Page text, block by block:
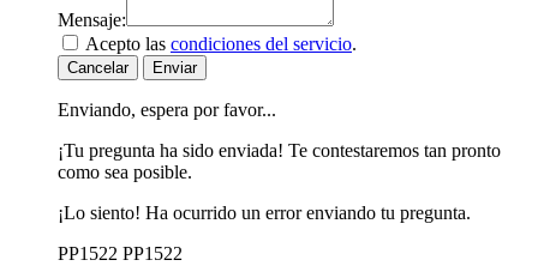
Mensaje:
Acepto las condiciones del servicio.
Cancelar Enviar
Enviando, espera por favor...
¡Tu pregunta ha sido enviada! Te contestaremos tan pronto
como sea posible.
¡Lo siento! Ha ocurrido un error enviando tu pregunta.
PP1522 PP1522